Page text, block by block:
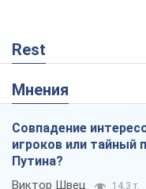
Rest
Мнения
Совпадение
игроков или тайный
Путина?
Виктор Швец 14,3 т.